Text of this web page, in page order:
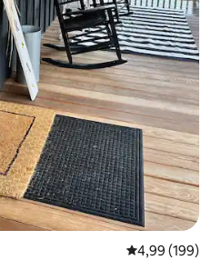
Classificação
4,99 (199)